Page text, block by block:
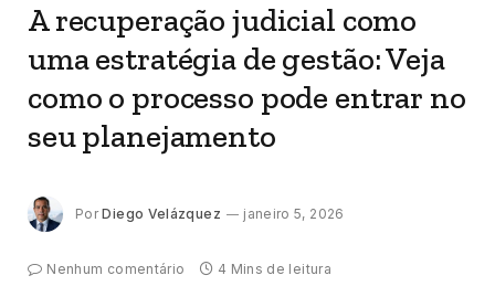
A recuperação judicial como
uma estratégia de gestão: Veja
como o processo pode entrar no
seu planejamento
Por Diego Velázquez janeiro 5, 2026
Nenhum comentário 4 Mins de leitura